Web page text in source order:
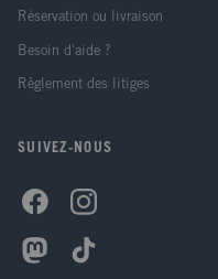
Réservation ou livraison
Besoin d'aide ?
Règlement des litiges
SUIVEZ-NOUS